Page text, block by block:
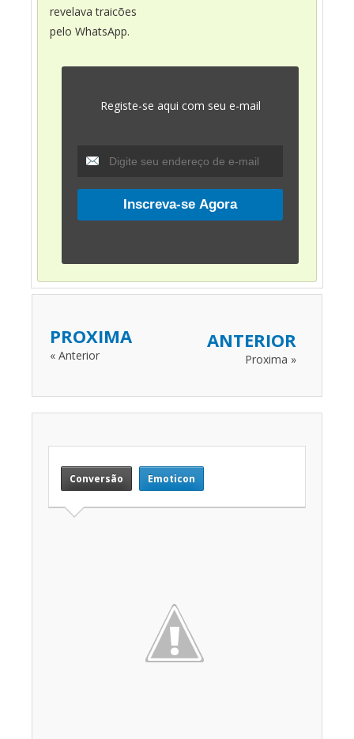
revelava traicões
pelo WhatsApp.
Registe-se aqui com seu e-mail
PROXIMA
« Anterior
ANTERIOR
Proxima »
Conversão Emoticon